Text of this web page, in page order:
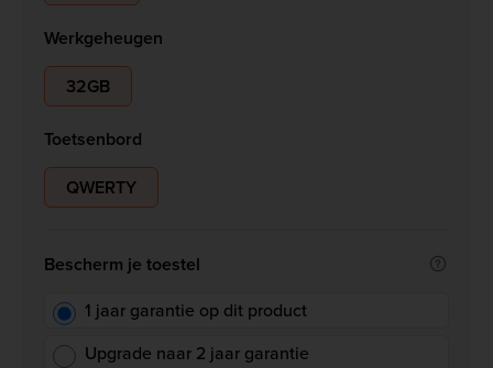
Werkgeheugen
32GB
Toetsenbord
QWERTY
Bescherm je toestel
1 jaar garantie op dit product
Upgrade naar 2 jaar garantie